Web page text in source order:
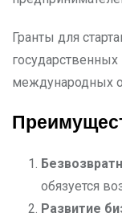
Гранты для
международных
обязуется
Развитие